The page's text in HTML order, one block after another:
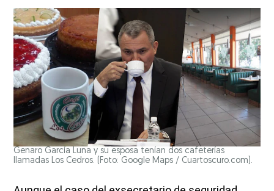
Genaro García Luna y su esposa tenían dos cafeterías
llamadas Los Cedros. (Foto: Google Maps / Cuartoscuro.com).